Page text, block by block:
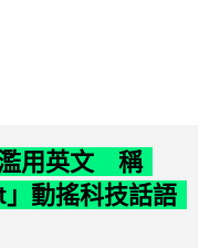
濫用英文 稱
動搖科技話語